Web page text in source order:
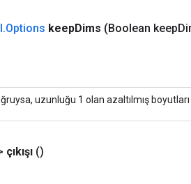
.Options keepDims (Boolean keep
uzunluğu 1 olan azaltılmış
çıkışı ()